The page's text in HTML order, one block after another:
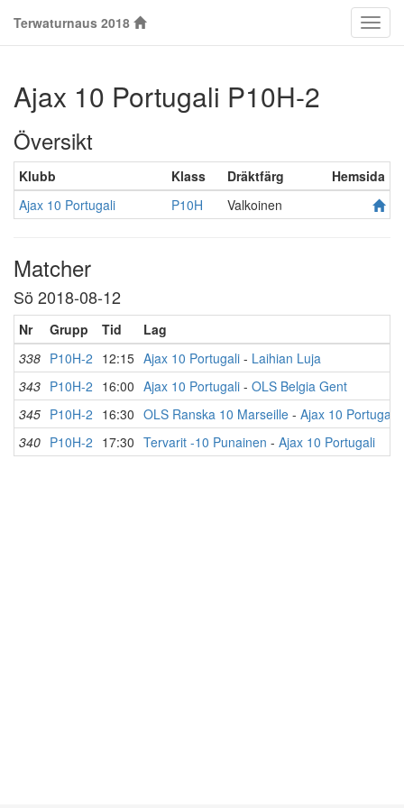
Terwaturnaus 2018
Ajax 10 Portugali P10H-2
Översikt
Klubb Klass Dräktfärg
Hemsida
Ajax 10 Portugali
P10H Valkoinen
Matcher
Sö 2018-08-12
Nr Grupp Tid
Lag
338 P10H-2 12:15 Ajax 10 Portugali - Laihian Luja
343 P10H-2 16:00 Ajax 10 Portugali - OLS Belgia Gent
345 P10H-2 16:30 OLS Ranska 10 Marseille - Ajax 10 Portugali
340 P10H-2 17:30 Tervarit -10 Punainen - Ajax 10 Portugali